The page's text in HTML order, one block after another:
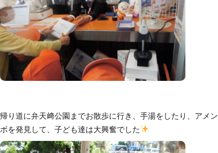
帰り道に弁天﨑公園までお散歩に行き、手湯をしたり、アメン
ボを発見して、子ども達は大興奮でした